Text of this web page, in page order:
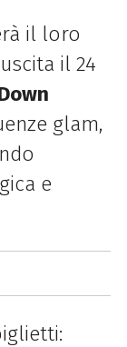
il loro
il 24
glam,
e